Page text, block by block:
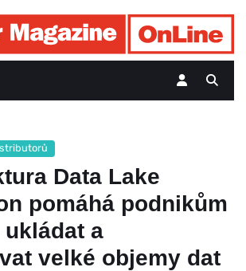
Data Lake
pomáhá podnikům
a
velké objemy dat